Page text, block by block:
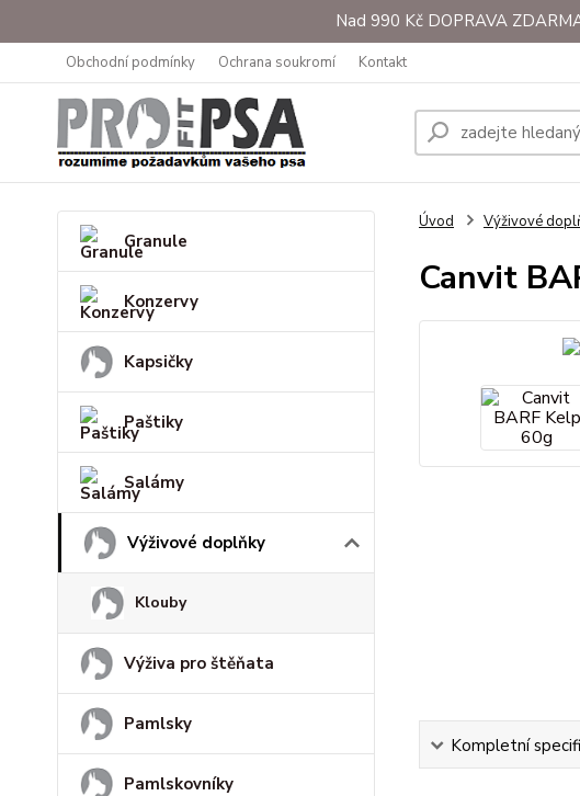
Nad 990 Kč DOPRAVA
Obchodní podmínky Ochrana soukromí Kontakt
Granule
Konzervy
Kapsičky
Paštiky
Salámy
Výživové doplňky
Klouby
Výživa pro štěňata
Pamlsky
Pamlskovníky
Úvod Výživové
Canvit
Kompletní